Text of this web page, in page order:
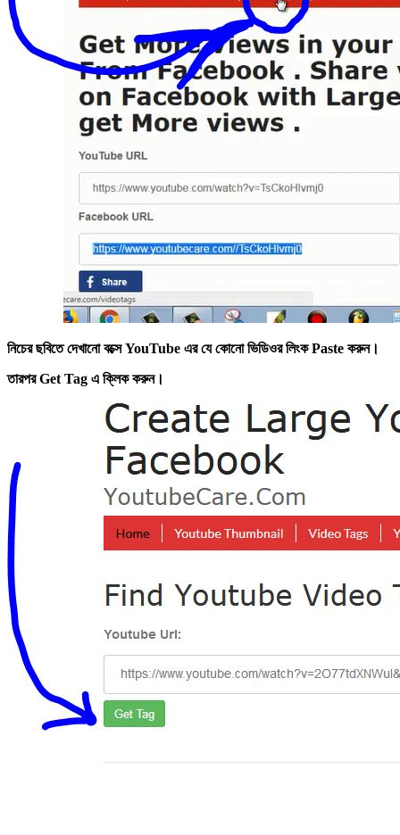
নিচের ছবিতে দেখানো বক্সে YouTube এর যে কোনো ভিডিওর লিংক Paste করুন।
তারপর Get Tag এ ক্লিক করুন।